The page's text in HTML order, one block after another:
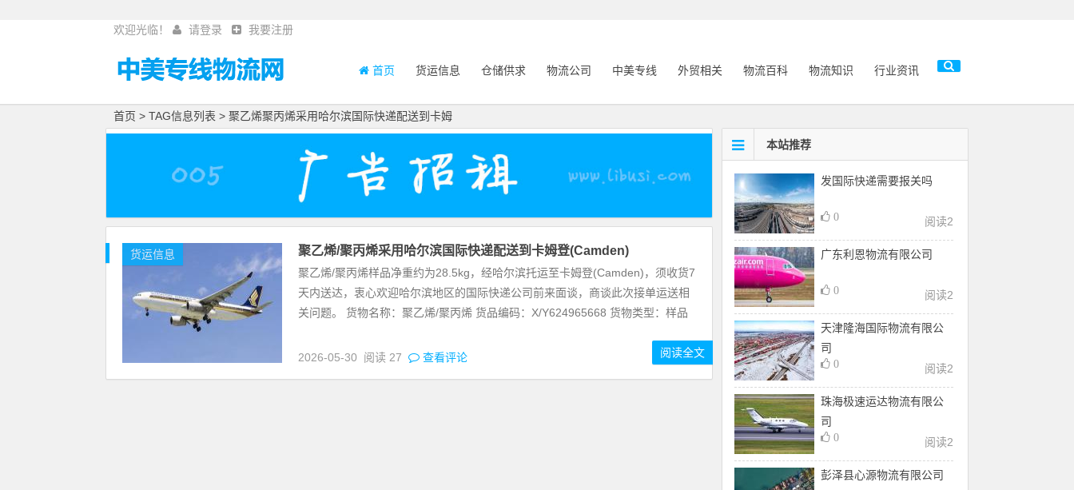
欢迎光临！ 请登录 我要注册
首页 货运信息 仓储供求 物流公司 中美专线 外贸相关 物流百科 物流知识 行业资讯
首页 > TAG信息列表 > 聚乙烯聚丙烯采用哈尔滨国际快递配送到卡姆
货运信息 聚乙烯/聚丙烯采用哈尔滨国际快递配送到卡姆登(Camden)
聚乙烯/聚丙烯样品净重约为28.5kg，经哈尔滨托运至卡姆登(Camden)，须收货7
天内送达，衷心欢迎哈尔滨地区的国际快递公司前来面谈，商谈此次接单运送相
关问题。 货物名称：聚乙烯/聚丙烯 货品编码：X/Y624965668 货物类型：样品
2026-05-30 阅读 27 查看评论 阅读全文
本站推荐
发国际快递需要报关吗
阅读2
0
广东利恩物流有限公司
阅读2
0
天津隆海国际物流有限公
司
阅读2
0
珠海极速运达物流有限公
司
阅读2
0
彭泽县心源物流有限公司